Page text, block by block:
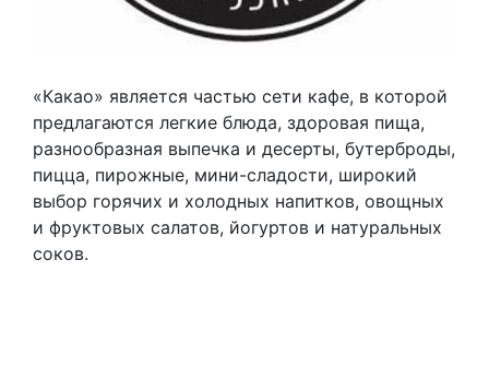
«Какао» является частью сети кафе, в которой
предлагаются легкие блюда, здоровая пища,
разнообразная выпечка и десерты, бутерброды,
пицца, пирожные, мини-сладости, широкий
выбор горячих и холодных напитков, овощных
и фруктовых салатов, йогуртов и натуральных
соков.